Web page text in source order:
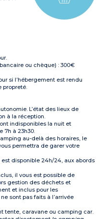
ou chèque) : 300€
si l’hébergement est rendu
propreté.
L’état des lieux de
à la réception.
indisponibles la nuit et
7h à 23h30.
au-delà des horaires, le
permettra de garer votre
disponible 24h/24, aux abords
il vous est possible de
gestion des déchets et
et inclus pour les
sont pas faits à l’arrivée
tente, caravane ou camping car.